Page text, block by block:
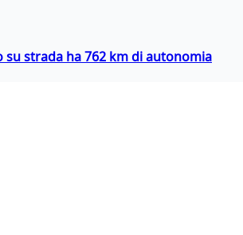
su strada ha 762 km di autonomia